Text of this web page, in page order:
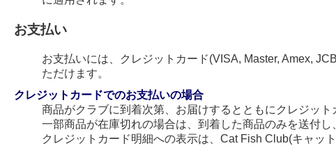
お支払い
お支払いには、クレジットカード(VISA, Master, Amex,
ただけます。
クレジットカードでのお支払いの場合
商品がクラブに到着次第、お届けするとともにクレジット
一部商品が在庫切れの場合は、到着した商品のみを送付し
クレジットカード明細への表示は、Cat Fish Club(キャッ